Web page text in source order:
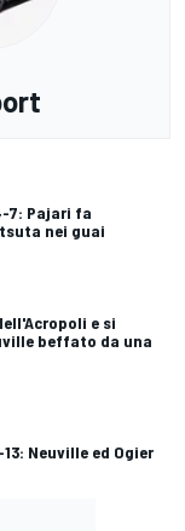
7: Pajari fa
nei guai
e si
beffato da una
13: Neuville ed Ogier